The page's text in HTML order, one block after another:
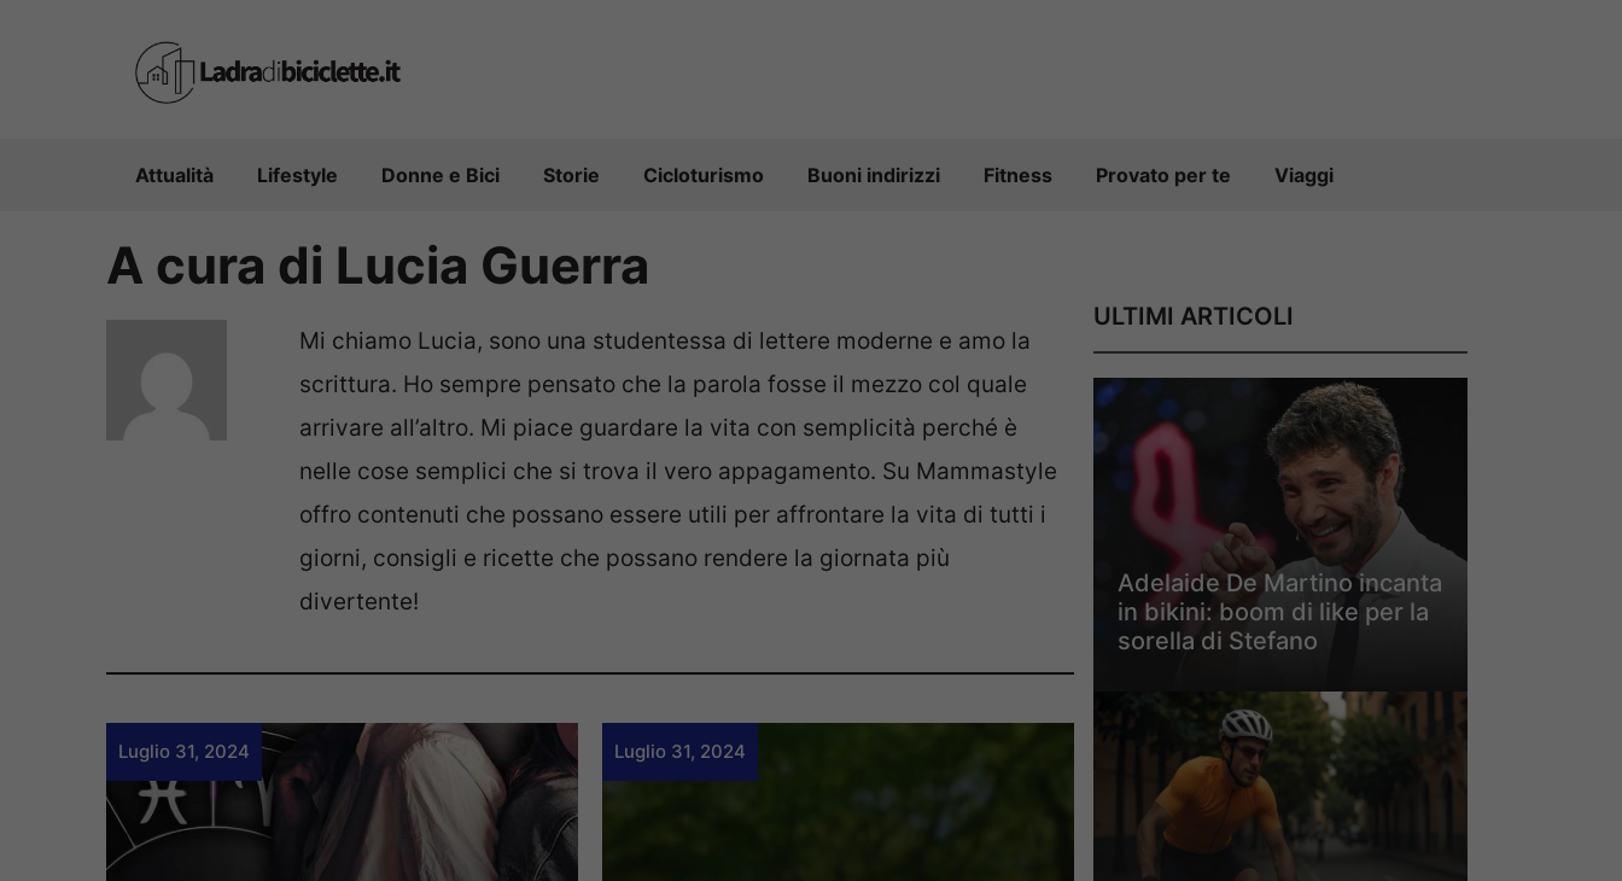
Attualità Lifestyle Donne e Bici Storie Cicloturismo Buoni indirizzi Fitness Provato per te Viaggi
A cura di Lucia Guerra
Mi chiamo Lucia, sono una studentessa di lettere moderne e amo la
scrittura. Ho sempre pensato che la parola fosse il mezzo col quale
arrivare all’altro. Mi piace guardare la vita con semplicità perché è
nelle cose semplici che si trova il vero appagamento. Su Mammastyle
offro contenuti che possano essere utili per affrontare la vita di tutti i
giorni, consigli e ricette che possano rendere la giornata più
divertente!
Luglio 31, 2024 Luglio 31, 2024
ULTIMI ARTICOLI
Adelaide De Martino incanta
in bikini: boom di like per la
sorella di Stefano